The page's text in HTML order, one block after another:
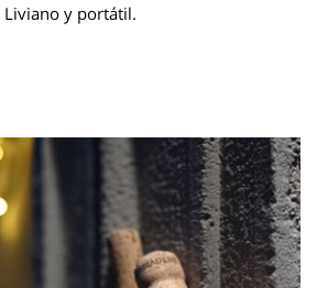
Liviano y portátil.